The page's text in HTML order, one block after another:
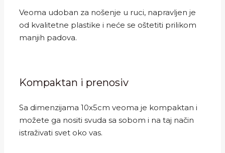
Veoma udoban za nošenje u ruci, napravljen je
od kvalitetne plastike i neće se oštetiti prilikom
manjih padova.
Kompaktan i prenosiv
Sa dimenzijama 10x5cm veoma je kompaktan i
možete ga nositi svuda sa sobom i na taj način
istraživati svet oko vas.